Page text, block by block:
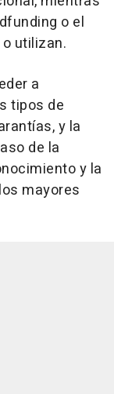
o el
utilizan.
a
tipos de
y la
de la
y la
mayores